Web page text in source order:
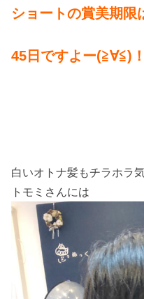
ショートの賞美期限
45日ですよー(≧∀≦)！
白いオトナ髪もチラホラ
トモミさんには